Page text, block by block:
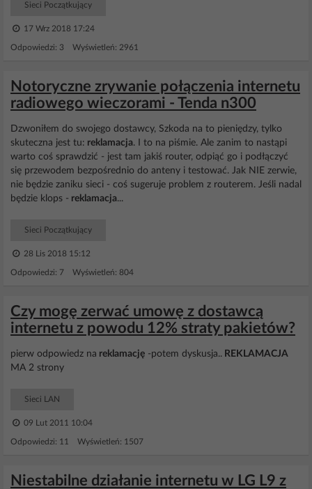
Sieci Początkujący
17 Wrz 2018 17:24
Odpowiedzi: 3 Wyświetleń: 2961
Notoryczne zrywanie połączenia internetu
radiowego wieczorami - Tenda n300
Dzwoniłem do swojego dostawcy, Szkoda na to pieniędzy, tylko
skuteczna jest tu: reklamacja. I to na piśmie. Ale zanim to nastąpi
warto coś sprawdzić - jest tam jakiś router, odpiąć go i podłączyć
się przewodem bezpośrednio do anteny i testować. Jak NIE zerwie,
nie będzie zaniku sieci - coś sugeruje problem z routerem. Jeśli nadal
będzie klops - reklamacja...
Sieci Początkujący
28 Lis 2018 15:12
Odpowiedzi: 7 Wyświetleń: 804
Czy mogę zerwać umowę z dostawcą
internetu z powodu 12% straty pakietów?
pierw odpowiedz na reklamację -potem dyskusja.. REKLAMACJA
MA 2 strony
Sieci LAN
09 Lut 2011 10:04
Odpowiedzi: 11 Wyświetleń: 1507
Niestabilne działanie internetu w LG L9 z